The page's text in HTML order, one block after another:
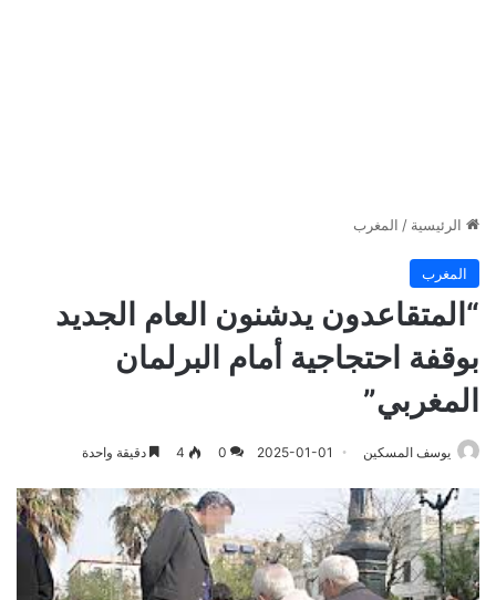
الرئيسية / المغرب
المغرب
“المتقاعدون يدشنون العام الجديد
بوقفة احتجاجية أمام البرلمان
المغربي”
يوسف المسكين 2025-01-01
0
4 دقيقة واحدة